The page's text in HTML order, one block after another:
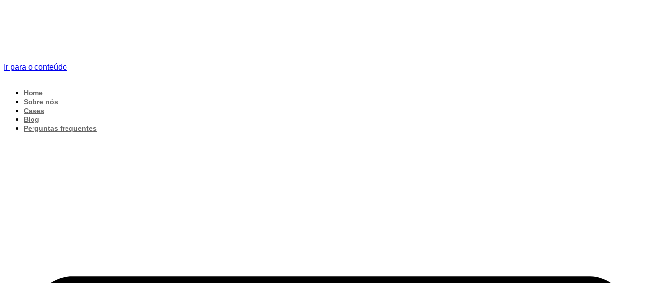
Ir para o conteúdo
Home
Sobre nós
Cases
Blog
Perguntas frequentes